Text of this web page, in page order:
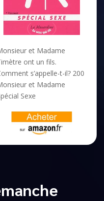
et Madame
ont un fils.
s’appelle-t-il? 200
et Madame
Sexe